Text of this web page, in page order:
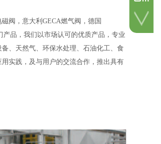
阀，意大利GECA燃气阀，德国
产品，我们以市场认可的优质产品，专业
、天然气、环保水处理、石油化工、食
实践，及与用户的交流合作，推出具有微信扫码咨询